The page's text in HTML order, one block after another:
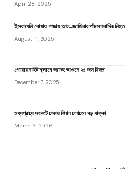
April 28, 2025
ইসরায়েলি বোমায় গাজায় আল–জাজিরার পাঁচ সাংবাদিক নিহত
August 11, 2025
গোয়ায় নাইট ক্লাবে ভয়াবহ আগুনে ২৫ জন নিহত
December 7, 2025
মধ্যপ্রাচ্য সংকটে ঢাকায় বিমান চলাচলে বড় ধাক্কা
March 3, 2026